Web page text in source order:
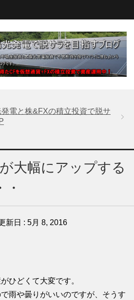
電と株&FXの積立投資で脱サ
大幅にアップする
新日 : 5月 8, 2016
ひどくて大変です。
雨や曇りがいいのですが、そうす